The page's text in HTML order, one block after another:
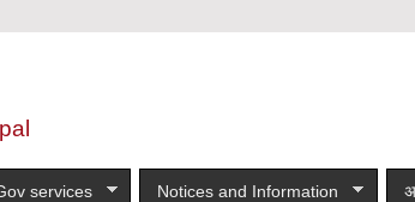
services Notices and Information